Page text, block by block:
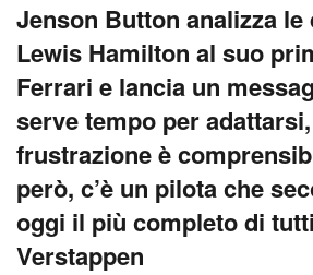
Jenson Button analizza
Lewis Hamilton al suo
Ferrari e lancia un
serve tempo per
frustrazione è
però, c’è un pilota che
oggi il più completo di
Verstappen